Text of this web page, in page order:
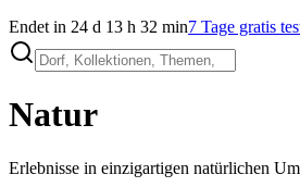
Endet in 24 d 13 h 32 min7 Tage gratis
Natur
Erlebnisse in einzigartigen natürlichen